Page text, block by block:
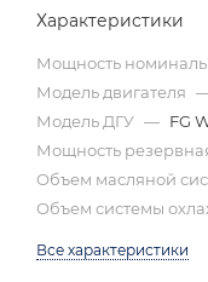
Характеристики
Мощность
Модель двигателя
Модель ДГУ — FG
Мощность
Объем масляной
Объем системы
Все характеристики